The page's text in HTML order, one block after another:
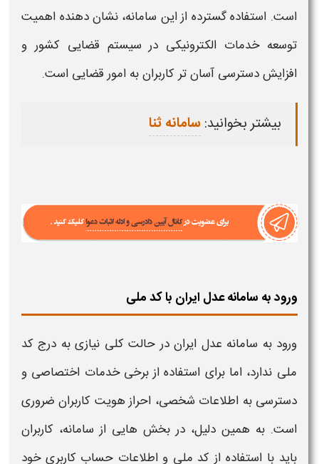
است. استفاده گسترده از این سامانه، نشان‌ دهنده اهمیت
توسعه خدمات الکترونیکی در سیستم قضایی کشور و
افزایش دسترسی آسان‌ تر کاربران به امور قضایی است.
بیشتر بخوانید:سامانه ثنا
ورود به سامانه عدل ایران با کد ملی
ورود به سامانه عدل ایران در حالت کلی نیازی به درج کد
ملی ندارد، اما برای استفاده از برخی خدمات اختصاصی و
دسترسی به اطلاعات شخصی، احراز هویت کاربران ضروری
است. به همین دلیل، در بخش هایی از سامانه، کاربران
باید با استفاده از کد ملی و اطلاعات حساب کاربری خود